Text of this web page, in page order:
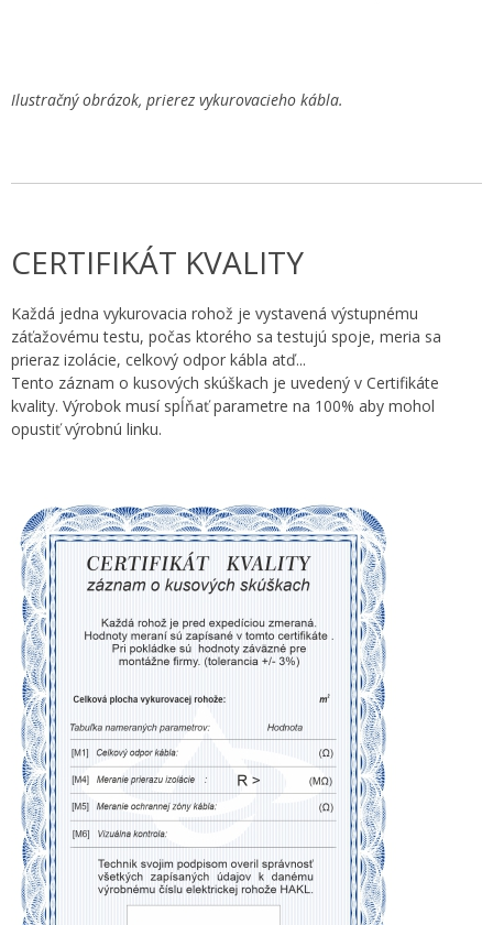
Ilustračný obrázok, prierez vykurovacieho kábla.
CERTIFIKÁT KVALITY
Každá jedna vykurovacia rohož je vystavená výstupnému
záťažovému testu, počas ktorého sa testujú spoje, meria sa
prieraz izolácie, celkový odpor kábla atď...
Tento záznam o kusových skúškach je uvedený v Certifikáte
kvality. Výrobok musí spĺňať parametre na 100% aby mohol
opustiť výrobnú linku.